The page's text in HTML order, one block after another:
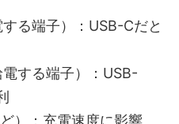
る端子）：USB-Cだと
する端子）：USB-
）：充電速度に影響